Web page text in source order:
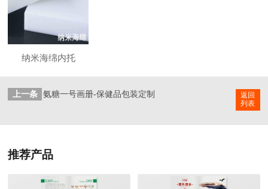
纳米海绵内托
返回
列表
上一条 氨糖一号画册-保健品包装定制
推荐产品